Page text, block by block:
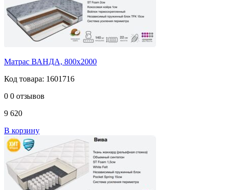
Матрас ВАНДА, 800х2000
Код товара: 1601716
0 0 отзывов
9 620
В корзину